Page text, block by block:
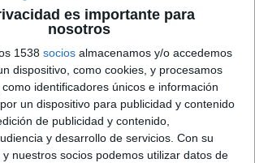
es importante para
nosotros
1538 socios almacenamos y/o accedemos
dispositivo, como cookies, y procesamos
identificadores únicos e información
un dispositivo para publicidad y contenido
de publicidad y contenido,
y desarrollo de servicios. Con su
nuestros socios podemos utilizar datos de
ha sido selecionado por la compañía médico farmacéutica
la comunicación de dos de sus principales marcas de la
el pasado para esta firma, es la primera vez que se le
de comunicación para sus marcas. Así pues, desde sus
diferentes agencias del grupo trabajarán de forma
cabo el reposicionamiento estratégico y la creación de la
estas dos marcas.